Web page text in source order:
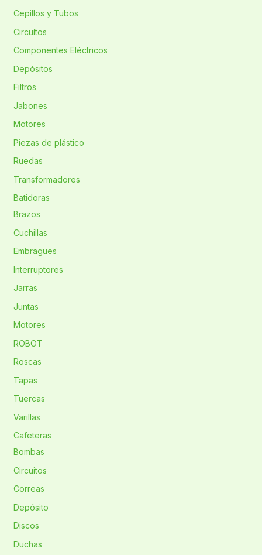
Cepillos y Tubos
Circuítos
Componentes Eléctricos
Depósitos
Filtros
Jabones
Motores
Piezas de plástico
Ruedas
Transformadores
Batidoras
Brazos
Cuchillas
Embragues
Interruptores
Jarras
Juntas
Motores
ROBOT
Roscas
Tapas
Tuercas
Varillas
Cafeteras
Bombas
Circuitos
Correas
Depósito
Discos
Duchas